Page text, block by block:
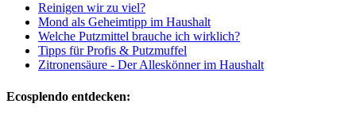
Reinigen wir zu viel?
Mond als Geheimtipp im Haushalt
Welche Putzmittel brauche ich wirklich?
Tipps für Profis & Putzmuffel
Zitronensäure - Der Alleskönner im Haushalt
Ecosplendo entdecken: